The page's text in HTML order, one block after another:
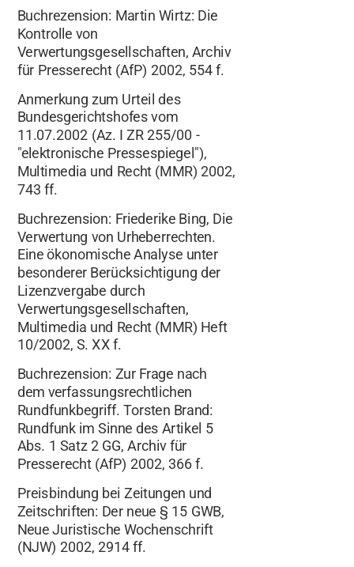
Buchrezension: Martin Wirtz: Die
Kontrolle von
Verwertungsgesellschaften, Archiv
für Presserecht (AfP) 2002, 554 f.
Anmerkung zum Urteil des
Bundesgerichtshofes vom
11.07.2002 (Az. I ZR 255/00 -
"elektronische Pressespiegel"),
Multimedia und Recht (MMR) 2002,
743 ff.
Buchrezension: Friederike Bing, Die
Verwertung von Urheberrechten.
Eine ökonomische Analyse unter
besonderer Berücksichtigung der
Lizenzvergabe durch
Verwertungsgesellschaften,
Multimedia und Recht (MMR) Heft
10/2002, S. XX f.
Buchrezension: Zur Frage nach
dem verfassungsrechtlichen
Rundfunkbegriff. Torsten Brand:
Rundfunk im Sinne des Artikel 5
Abs. 1 Satz 2 GG, Archiv für
Presserecht (AfP) 2002, 366 f.
Preisbindung bei Zeitungen und
Zeitschriften: Der neue § 15 GWB,
Neue Juristische Wochenschrift
(NJW) 2002, 2914 ff.